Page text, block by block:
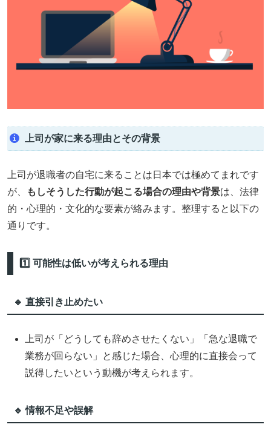
上司が家に来る理由とその背景
上司が退職者の自宅に来ることは日本では極めてまれです
が、
もしそうした行動が起こる場合の理由や背景は、法律
的・心理的・文化的な要素が絡みます。整理すると以下の
通りです。
1️⃣ 可能性は低いが考えられる理由
🔹 直接引き止めたい
上司が「どうしても辞めさせたくない」「急な退職で
業務が回らない」と感じた場合、心理的に直接会って
説得したいという動機が考えられます。
🔹 情報不足や誤解